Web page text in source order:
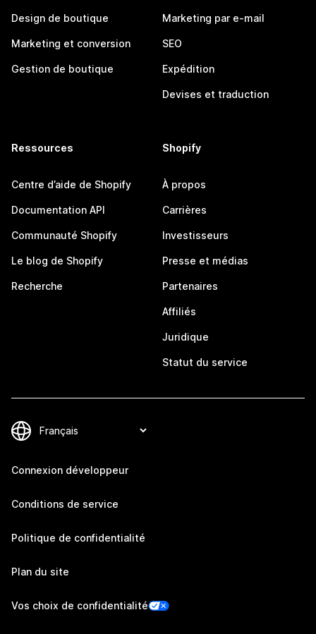
Design de boutique
Marketing et conversion
Gestion de boutique
Marketing par e-mail
SEO
Expédition
Devises et traduction
Ressources
Centre d’aide de Shopify
Documentation API
Communauté Shopify
Le blog de Shopify
Recherche
Shopify
À propos
Carrières
Investisseurs
Presse et médias
Partenaires
Affiliés
Juridique
Statut du service
Connexion développeur
Conditions de service
Politique de confidentialité
Plan du site
Vos choix de confidentialité